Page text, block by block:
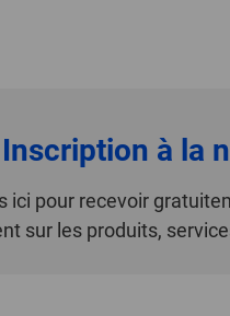
Inscription à la
ici pour recevoir
sur les produits,